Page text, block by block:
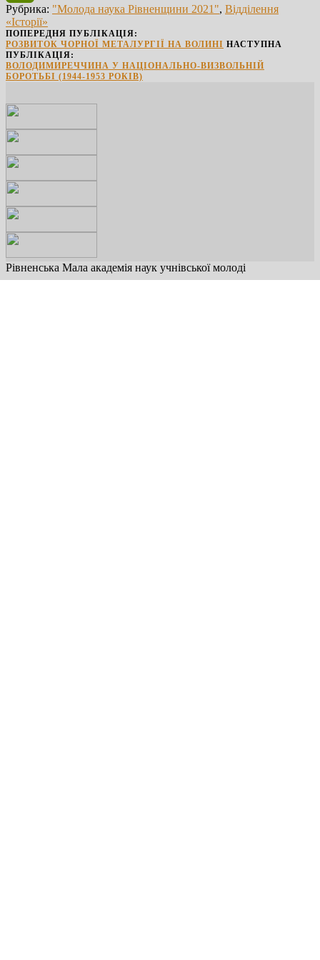
PrintFriendly
Рубрика: "Молода наука Рівненщини 2021", Відділення
«Історії»
ПОПЕРЕДНЯ ПУБЛІКАЦІЯ:
РОЗВИТОК ЧОРНОЇ МЕТАЛУРГІЇ НА ВОЛИНІ НАСТУПНА
ПУБЛІКАЦІЯ:
ВОЛОДИМИРЕЧЧИНА У НАЦІОНАЛЬНО-ВИЗВОЛЬНІЙ
БОРОТЬБІ (1944-1953 РОКІВ)
Рівненська Мала академія наук учнівської молоді